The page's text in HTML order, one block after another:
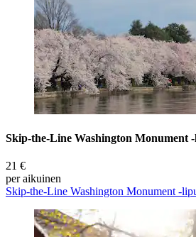
Skip-the-Line Washington Monument
21 €
per aikuinen
Skip-the-Line Washington Monument -